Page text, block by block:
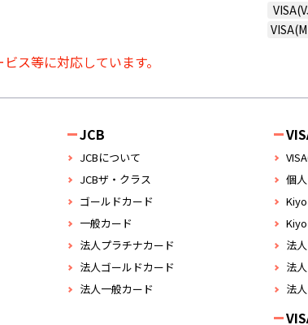
ス等に対応しています。
JCB
JCBについて
JCBザ・クラス
ゴールドカード
一般カード
法人プラチナカード
法人ゴールドカード
法人一般カード
個
法
法
法